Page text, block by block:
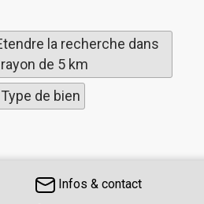
la recherche dans
de 5 km
de bien
Infos & contact